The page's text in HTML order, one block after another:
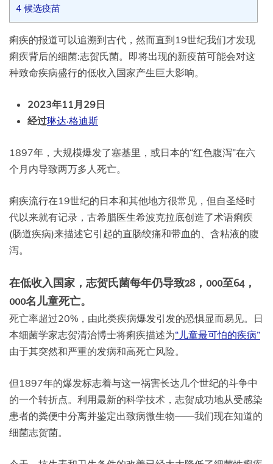
4 候选疫苗
痢疾的报道可以追溯到古代，然而直到19世纪我们才发现
痢疾背后的细菌:志贺氏菌。即将出现的新疫苗可能会对这
种致命疾病盛行的低收入国家产生巨大影响。
2023年11月29日
经过琳达·格迪斯
1897年，大规模爆发了塞基里，或日本的“红色腹泻”在六
个月内导致两万多人死亡。
痢疾流行在19世纪的日本和其他地方很常见，但自圣经时
代以来就有记录，古希腊医生希波克拉底创造了术语痢疾
(肠道疾病)来描述它引起的直肠绞痛和带血的、含粘液的腹
泻。
在低收入国家，志贺氏菌每年仍导致28，000至64，
000名儿童死亡。
死亡率超过20%，由此类疾病爆发引发的恐惧显而易见。日
本细菌学家志贺清治博士将痢疾描述为“儿童最可怕的疾病”
由于其突然和严重的发病和高死亡风险。
但1897年的爆发标志着与这一祸害长达几个世纪的斗争中
的一个转折点。利用最新的科学技术，志贺成功地从受感染
患者的粪便中分离并鉴定出致病微生物——我们现在知道的
细菌志贺菌。